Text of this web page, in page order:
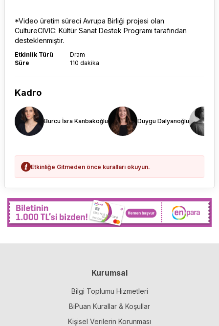
*Video üretim süreci Avrupa Birliği projesi olan
CultureCIVIC: Kültür Sanat Destek Programı tarafından
desteklenmiştir.
Etkinlik Türü
Dram
Süre
110 dakika
Kadro
Burcu İsra Kanbakoğlu Duygu Dalyanoğlu
Etkinliğe Gitmeden önce kuralları okuyun.
Kurumsal
Bilgi Toplumu Hizmetleri
BiPuan Kurallar & Koşullar
Kişisel Verilerin Korunması